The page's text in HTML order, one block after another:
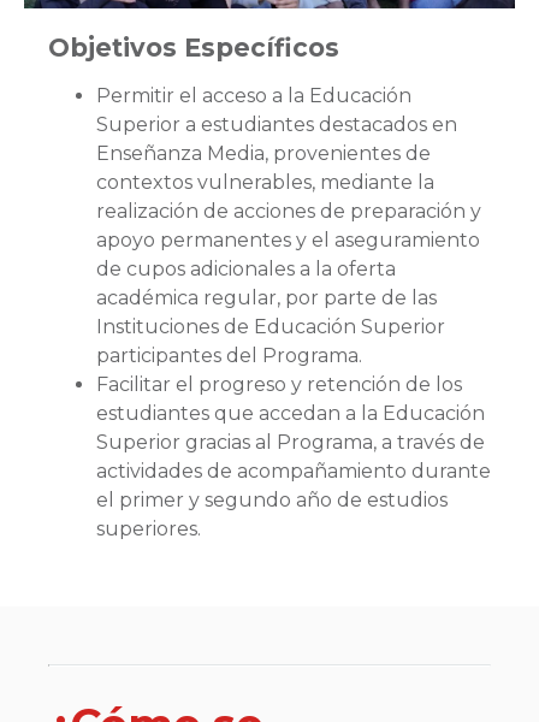
Objetivos Específicos
Permitir el acceso a la Educación
Superior a estudiantes destacados en
Enseñanza Media, provenientes de
contextos vulnerables, mediante la
realización de acciones de preparación y
apoyo permanentes y el aseguramiento
de cupos adicionales a la oferta
académica regular, por parte de las
Instituciones de Educación Superior
participantes del Programa.
Facilitar el progreso y retención de los
estudiantes que accedan a la Educación
Superior gracias al Programa, a través de
actividades de acompañamiento durante
el primer y segundo año de estudios
superiores.